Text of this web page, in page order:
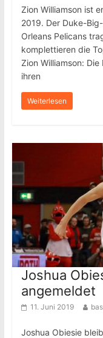
Zion Williamson ist
2019. Der Duke-
Orleans Pelicans
komplettieren die
Zion Williamson:
ihren
Weiterlesen
Joshua
angemeldet
11. Juni 2019
Joshua Obiesie